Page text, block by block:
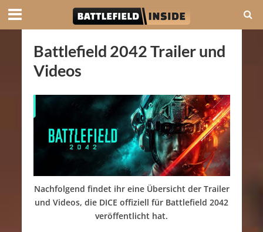
Battlefield 2042 Trailer und
Videos
Nachfolgend findet ihr eine Übersicht der Trailer
und Videos, die DICE offiziell für Battlefield 2042
veröffentlicht hat.